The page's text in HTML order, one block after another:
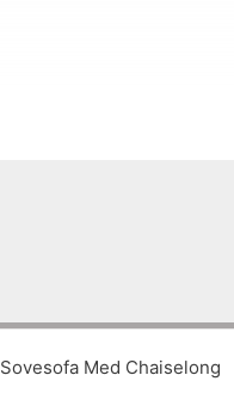
Sovesofa Med Chaiselong